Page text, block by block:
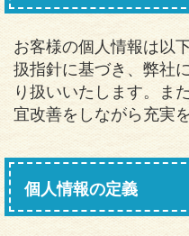
お客様の個人情報は以
扱指針に基づき、弊社
り扱いいたします。ま
宜改善をしながら充実
個人情報の定義